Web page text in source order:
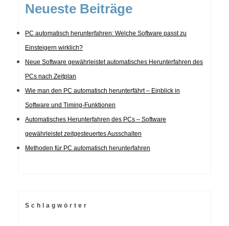
Neueste Beiträge
PC automatisch herunterfahren: Welche Software passt zu
Einsteigern wirklich?
Neue Software gewährleistet automatisches Herunterfahren des
PCs nach Zeitplan
Wie man den PC automatisch herunterfährt – Einblick in
Software und Timing-Funktionen
Automatisches Herunterfahren des PCs – Software
gewährleistet zeitgesteuertes Ausschalten
Methoden für PC automatisch herunterfahren
Schlagwörter